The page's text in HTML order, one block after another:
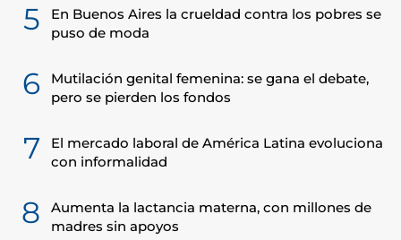
5
En Buenos Aires la crueldad contra los pobres se
puso de moda
6
Mutilación genital femenina: se gana el debate,
pero se pierden los fondos
7
El mercado laboral de América Latina evoluciona
con informalidad
8
Aumenta la lactancia materna, con millones de
madres sin apoyos